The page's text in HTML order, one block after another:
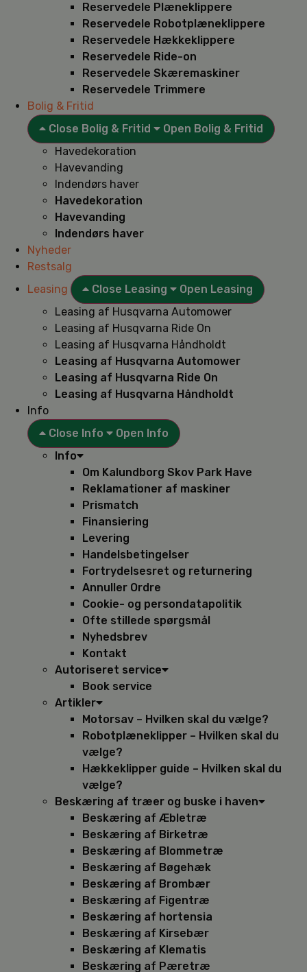
Reservedele Plæneklippere
Reservedele Robotplæneklippere
Reservedele Hækkeklippere
Reservedele Ride-on
Reservedele Skæremaskiner
Reservedele Trimmere
Bolig & Fritid
Close Bolig & Fritid
Open Bolig & Fritid
Havedekoration
Havevanding
Indendørs haver
Havedekoration
Havevanding
Indendørs haver
Nyheder
Restsalg
Leasing
Close Leasing
Open Leasing
Leasing af Husqvarna Automower
Leasing af Husqvarna Ride On
Leasing af Husqvarna Håndholdt
Leasing af Husqvarna Automower
Leasing af Husqvarna Ride On
Leasing af Husqvarna Håndholdt
Info
Close Info
Open Info
Info
Om Kalundborg Skov Park Have
Reklamationer af maskiner
Prismatch
Finansiering
Levering
Handelsbetingelser
Fortrydelsesret og returnering
Annuller Ordre
Cookie- og persondatapolitik
Ofte stillede spørgsmål
Nyhedsbrev
Kontakt
Autoriseret service
Book service
Artikler
Motorsav – Hvilken skal du vælge?
Robotplæneklipper – Hvilken skal du
vælge?
Hækkeklipper guide – Hvilken skal du
vælge?
Beskæring af træer og buske i haven
Beskæring af Æbletræ
Beskæring af Birketræ
Beskæring af Blommetræ
Beskæring af Bøgehæk
Beskæring af Brombær
Beskæring af Figentræ
Beskæring af hortensia
Beskæring af Kirsebær
Beskæring af Klematis
Beskæring af Pæretræ